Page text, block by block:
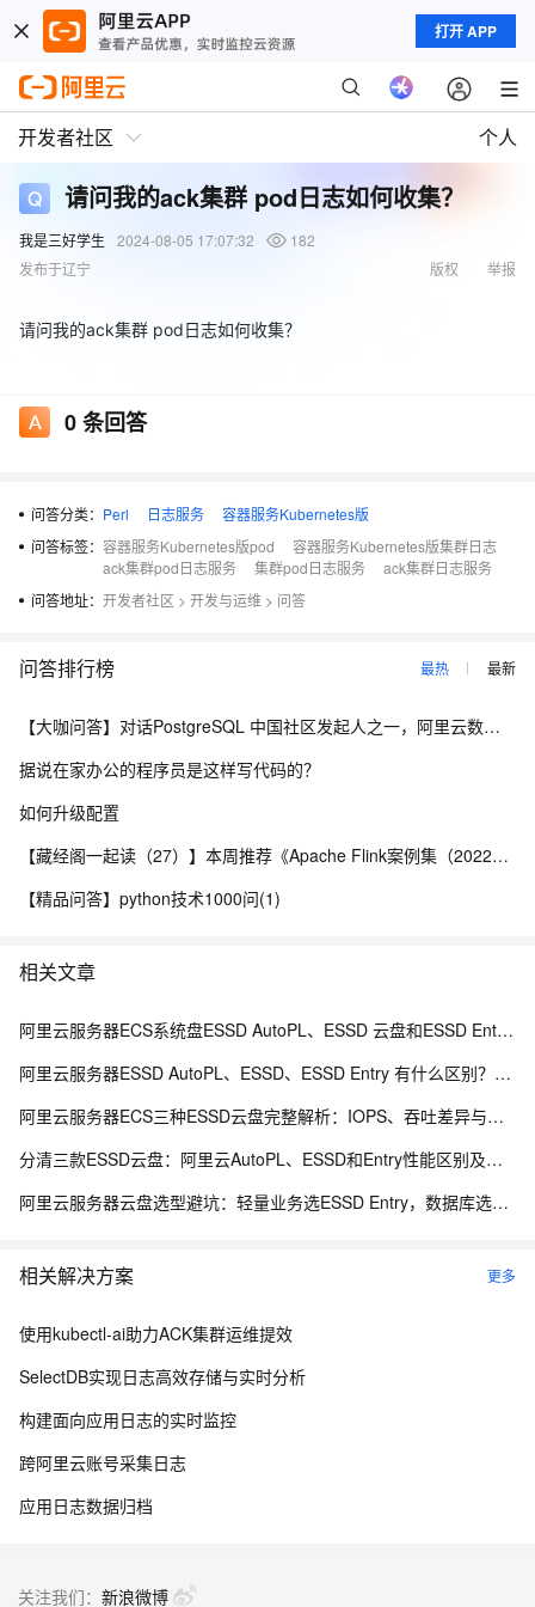
打开 APP
开发者社区 个人
请问我的ack集群 pod日志如何收集？
我是三好学生 2024-08-05 17:07:32
182
发布于辽宁
举报
版权
请问我的ack集群 pod日志如何收集？
0条回答
问答分类： Perl 日志服务
容器服务Kubernetes版
问答标签： 容器服务Kubernetes版pod
容器服务Kubernetes版集群日志
ack集群pod日志服务
集群pod日志服务
ack集群日志服务
问答地址： 开发者社区 > 开发与运维 > 问答
问答排行榜 最热 最新
【大咖问答】对话PostgreSQL 中国社区发起人之一，阿里云数据库高级专家 德哥
据说在家办公的程序员是这样写代码的？
如何升级配置
【藏经阁一起读（27）】本周推荐《Apache Flink案例集（2022版）》，你有哪些心得？
【精品问答】python技术1000问(1)
相关文章
阿里云服务器ECS系统盘ESSD AutoPL、ESSD 云盘和ESSD Entry有什么区别？如何选择？
阿里云服务器ESSD AutoPL、ESSD、ESSD Entry 有什么区别？该怎么选系统盘？
阿里云服务器ECS三种ESSD云盘完整解析：IOPS、吞吐差异与业务选型方案
分清三款ESSD云盘：阿里云AutoPL、ESSD和Entry性能区别及适用场景指南
阿里云服务器云盘选型避坑：轻量业务选ESSD Entry，数据库选ESSD AutoPL
相关解决方案 更多
使用kubectl-ai助力ACK集群运维提效
SelectDB实现日志高效存储与实时分析
构建面向应用日志的实时监控
跨阿里云账号采集日志
应用日志数据归档
关注我们： 新浪微博